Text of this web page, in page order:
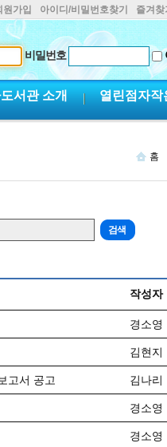
원가입 아이디/비밀번호찾기 즐겨찾
비밀번호
서관 소개 열린점자작
홈
작성자
경소영
김현지
고서 공고 김나리
경소영
경소영